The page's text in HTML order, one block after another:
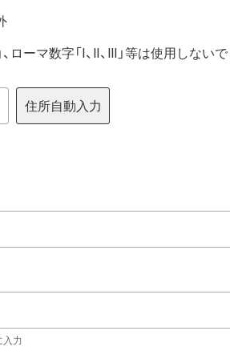
ローマ数字「Ⅰ、Ⅱ、Ⅲ」等は使用しない
住所自動入力
力